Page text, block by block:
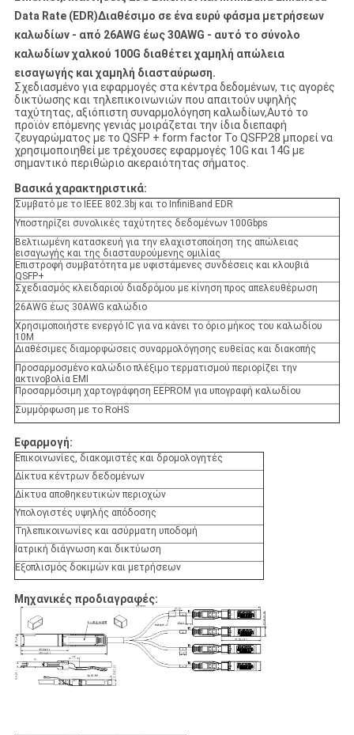
Data Rate (EDR)Διαθέσιμο σε ένα ευρύ φάσμα μετρήσεων
καλωδίων - από 26AWG έως 30AWG - αυτό το σύνολο
καλωδίων χαλκού 100G διαθέτει χαμηλή απώλεια
εισαγωγής και χαμηλή διασταύρωση.
Σχεδιασμένο για εφαρμογές στα κέντρα δεδομένων, τις αγορές
δικτύωσης και τηλεπικοινωνιών που απαιτούν υψηλής
ταχύτητας, αξιόπιστη συναρμολόγηση καλωδίων,Αυτό το
προϊόν επόμενης γενιάς μοιράζεται την ίδια διεπαφή
ζευγαρώματος με το QSFP + form factor Το QSFP28 μπορεί να
χρησιμοποιηθεί με τρέχουσες εφαρμογές 10G και 14G με
σημαντικό περιθώριο ακεραιότητας σήματος.
Βασικά χαρακτηριστικά:
Συμβατό με το IEEE 802.3bj και το InfiniBand EDR
Υποστηρίζει συνολικές ταχύτητες δεδομένων 100Gbps
Βελτιωμένη κατασκευή για την ελαχιστοποίηση της απώλειας
εισαγωγής και της διασταυρούμενης ομιλίας
Επιστροφή συμβατότητα με υφιστάμενες συνδέσεις και κλουβιά
QSFP+
Σχεδιασμός κλειδαριού διαδρόμου με κίνηση προς απελευθέρωση
26AWG έως 30AWG καλώδιο
Χρησιμοποιήστε ενεργό IC για να κάνει το όριο μήκος του καλωδίου
10M
Διαθέσιμες διαμορφώσεις συναρμολόγησης ευθείας και διακοπής
Προσαρμοσμένο καλώδιο πλέξιμο τερματισμού περιορίζει την
ακτινοβολία EMI
Προσαρμόσιμη χαρτογράφηση EEPROM για υπογραφή καλωδίου
Συμμόρφωση με το RoHS
Εφαρμογή:
Επικοινωνίες, διακομιστές και δρομολογητές
Δίκτυα κέντρων δεδομένων
Δίκτυα αποθηκευτικών περιοχών
Υπολογιστές υψηλής απόδοσης
Τηλεπικοινωνίες και ασύρματη υποδομή
Ιατρική διάγνωση και δικτύωση
Εξοπλισμός δοκιμών και μετρήσεων
Μηχανικές προδιαγραφές: